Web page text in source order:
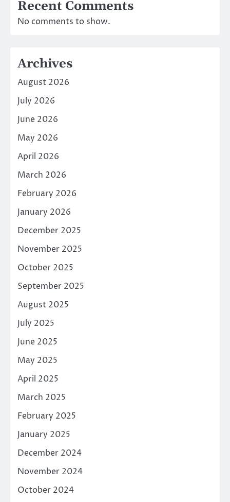
Recent Comments
No comments to show.
Archives
August 2026
July 2026
June 2026
May 2026
April 2026
March 2026
February 2026
January 2026
December 2025
November 2025
October 2025
September 2025
August 2025
July 2025
June 2025
May 2025
April 2025
March 2025
February 2025
January 2025
December 2024
November 2024
October 2024